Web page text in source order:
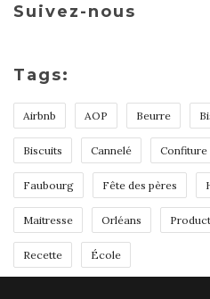
Suivez-nous
Tags:
Airbnb AOP Beurre
Biscuits Cannelé Confiture
Faubourg Fête des pères
Maitresse Orléans
Recette École